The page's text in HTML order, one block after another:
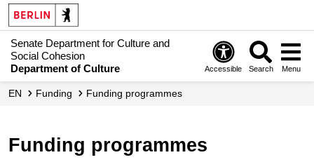
Senate Department for Culture and
Social Cohesion
Department of Culture
Accessible Search Menu
EN Funding Funding programmes
Funding programmes